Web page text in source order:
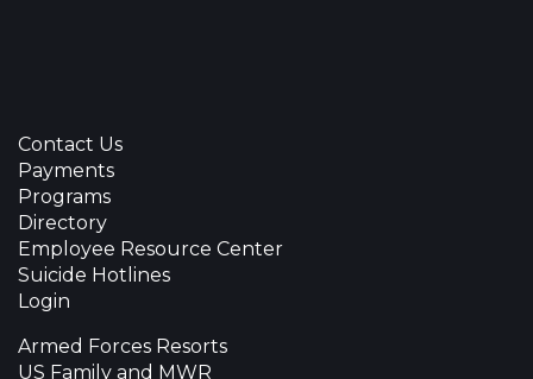
Contact Us
Payments
Programs
Directory
Employee Resource Center
Suicide Hotlines
Login
Armed Forces Resorts
US Family and MWR